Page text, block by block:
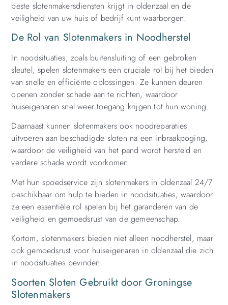
beste slotenmakersdiensten krijgt in oldenzaal en de
veiligheid van uw huis of bedrijf kunt waarborgen.
De Rol van Slotenmakers in Noodherstel
In noodsituaties, zoals buitensluiting of een gebroken
sleutel, spelen slotenmakers een cruciale rol bij het bieden
van snelle en efficiënte oplossingen. Ze kunnen deuren
openen zonder schade aan te richten, waardoor
huiseigenaren snel weer toegang krijgen tot hun woning.
Daarnaast kunnen slotenmakers ook noodreparaties
uitvoeren aan beschadigde sloten na een inbraakpoging,
waardoor de veiligheid van het pand wordt hersteld en
verdere schade wordt voorkomen.
Met hun spoedservice zijn slotenmakers in oldenzaal 24/7
beschikbaar om hulp te bieden in noodsituaties, waardoor
ze een essentiële rol spelen bij het garanderen van de
veiligheid en gemoedsrust van de gemeenschap.
Kortom, slotenmakers bieden niet alleen noodherstel, maar
ook gemoedsrust voor huiseigenaren in oldenzaal die zich
in noodsituaties bevinden.
Soorten Sloten Gebruikt door Groningse
Slotenmakers